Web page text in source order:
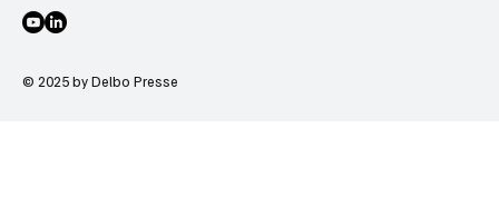
© 2025 by Delbo Presse